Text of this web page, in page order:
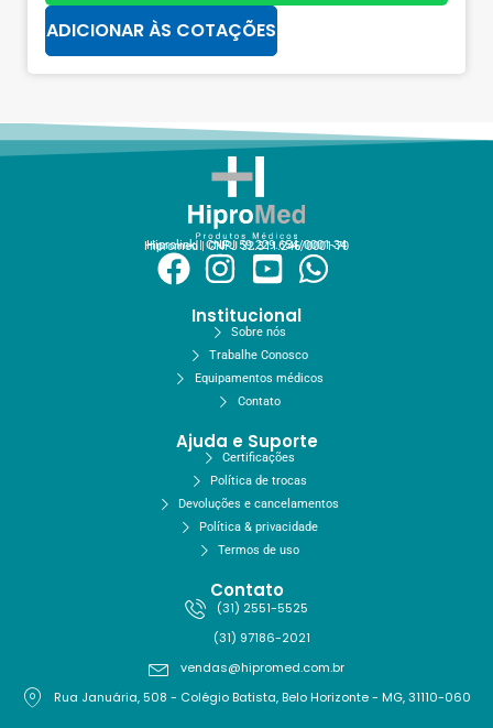
ADICIONAR ÀS COTAÇÕES
Hiprolink | CNPJ 59.229.654/0001-34
Hipromed | CNPJ 32.311.246/0001-70
Institucional
Sobre nós
Trabalhe Conosco
Equipamentos médicos
Contato
Ajuda e Suporte
Certificações
Política de trocas
Devoluções e cancelamentos
Política & privacidade
Termos de uso
Contato
(31) 2551-5525
(31) 97186-2021
vendas@hipromed.com.br
Rua Januária, 508 - Colégio Batista, Belo Horizonte - MG, 31110-060